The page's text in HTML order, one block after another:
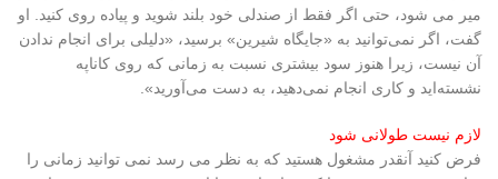
میر می شود، حتی اگر فقط از صندلی خود بلند شوید و پیاده روی کنید. او
گفت، اگر نمی‌توانید به «جایگاه شیرین» برسید، «دلیلی برای انجام ندادن
آن نیست، زیرا هنوز سود بیشتری نسبت به زمانی که روی کاناپه
نشسته‌اید و کاری انجام نمی‌دهید، به دست می‌آورید».
لازم نیست طولانی شود
فرض کنید آنقدر مشغول هستید که به نظر می رسد نمی توانید زمانی را